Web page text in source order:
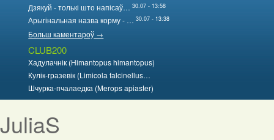
Дзякуй - толькі што напісаў… 30.07 - 13:58
Арыгінальная назва корму - … 30.07 - 13:38
Больш каментароў →
CLUB200
Хадулачнік (Himantopus himantopus)
Кулік-гразевік (Limicola falcinellus…
Шчурка-пчалаедка (Merops apiaster)
JuliaS